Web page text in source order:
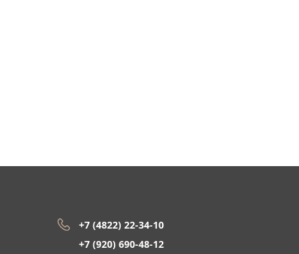
+7 (4822) 22-34-10
+7 (920) 690-48-12